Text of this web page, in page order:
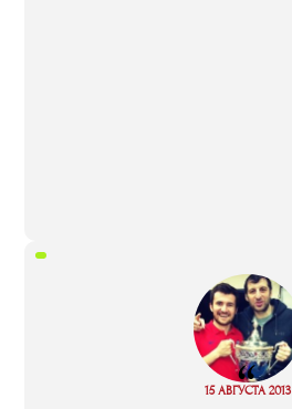
“
15 АВГУСТА 2013
Read